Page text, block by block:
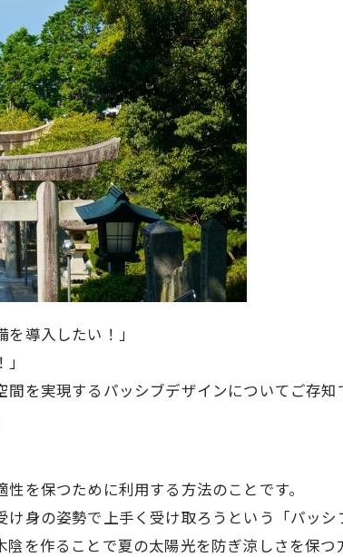
導入したい！」
を実現するパッシブデザインについてご存知
を保つために利用する方法のことです。
身の姿勢で上手く受け取ろうという「パッシ
を作ることで夏の太陽光を防ぎ涼しさを保つ